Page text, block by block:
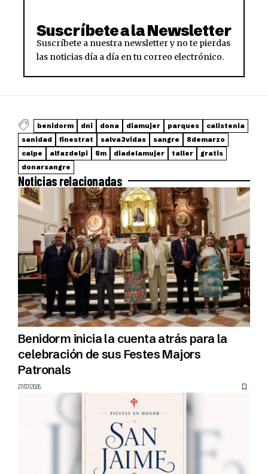
Suscríbete a la Newsletter
Suscríbete a nuestra newsletter y no te pierdas
las noticias día a día en tu correo electrónico.
benidorm dni dona diamujer parques
calistenia
sanidad
finestrat salva3vidas sangre
8demarzo
calpe
alfazdelpi 8m diadelamujer taller
gratis
donarsangre
Noticias relacionadas
Benidorm inicia la cuenta atrás para la
celebración de sus Festes Majors
Patronals
27/07/2026